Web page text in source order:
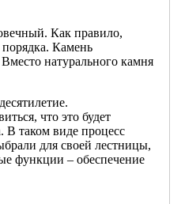
Как правило,
Камень
натурального камня
что это будет
В таком виде процесс
для своей лестницы,
функции – обеспечение